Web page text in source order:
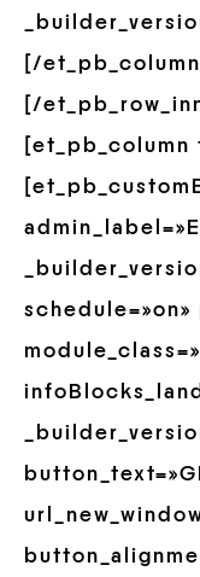
[/
[/
[et_pb_column
schedule=»on»